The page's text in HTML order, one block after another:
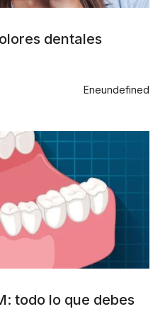
dentales
Eneundefined
todo lo que debes